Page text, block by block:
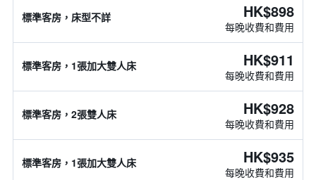
標準客房，床型不詳 HK$898
每晚收費和費用
標準客房，1張加大雙人床 HK$911
每晚收費和費用
標準客房，2張雙人床 HK$928
每晚收費和費用
標準客房，1張加大雙人床 HK$935
每晚收費和費用